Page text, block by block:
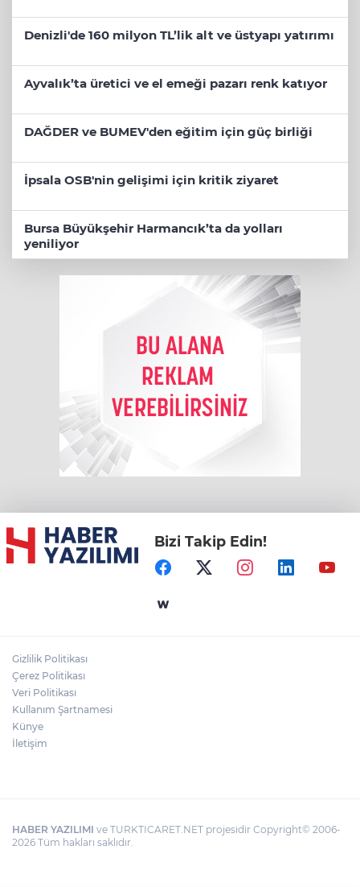
Denizli'de 160 milyon TL’lik alt ve üstyapı yatırımı
Ayvalık’ta üretici ve el emeği pazarı renk katıyor
DAĞDER ve BUMEV'den eğitim için güç birliği
İpsala OSB'nin gelişimi için kritik ziyaret
Bursa Büyükşehir Harmancık’ta da yolları
yeniliyor
Bizi Takip Edin!
Gizlilik Politikası
Çerez Politikası
Veri Politikası
Kullanım Şartnamesi
Künye
İletişim
HABER YAZILIMI ve TURKTICARET.NET projesidir Copyright© 2006-
2026 Tüm hakları saklıdır.